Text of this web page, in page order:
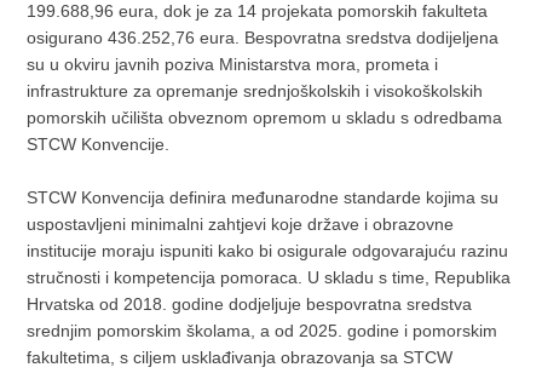
199.688,96 eura, dok je za 14 projekata pomorskih fakulteta
osigurano 436.252,76 eura. Bespovratna sredstva dodijeljena
su u okviru javnih poziva Ministarstva mora, prometa i
infrastrukture za opremanje srednjoškolskih i visokoškolskih
pomorskih učilišta obveznom opremom u skladu s odredbama
STCW Konvencije.
STCW Konvencija definira međunarodne standarde kojima su
uspostavljeni minimalni zahtjevi koje države i obrazovne
institucije moraju ispuniti kako bi osigurale odgovarajuću razinu
stručnosti i kompetencija pomoraca. U skladu s time, Republika
Hrvatska od 2018. godine dodjeljuje bespovratna sredstva
srednjim pomorskim školama, a od 2025. godine i pomorskim
fakultetima, s ciljem usklađivanja obrazovanja sa STCW